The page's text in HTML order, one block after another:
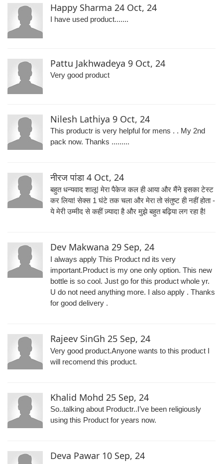
Happy Sharma 24 Oct, 24
I have used product.......
Pattu Jakhwadeya 9 Oct, 24
Very good product
Nilesh Lathiya 9 Oct, 24
This productr is very helpful for mens . . My 2nd
pack now. Thanks .........
नीरज पांडा4 Oct, 24
बहुत धन्यवाद शालू! मेरा पैकेज कल ही आया और मैंने इसका टेस्ट
कर लिया! सेक्स 1 घंटे तक चला और मेरा तो संतुष्ट ही नहीं होता -
ये मेरी उम्मीद से कहीं ज़्यादा है और मुझे बहुत बढ़िया लग रहा है!
Dev Makwana 29 Sep, 24
I always apply This Product nd its very
important.Product is my one only option. This new
bottle is so cool. Just go for this product whole yr.
U do not need anything more. I also apply . Thanks
for good delivery .
Rajeev SinGh 25 Sep, 24
Very good product.Anyone wants to this product I
will recomend this product.
Khalid Mohd 25 Sep, 24
So..talking about Productr..I’ve been religiously
using this Product for years now.
Deva Pawar 10 Sep, 24